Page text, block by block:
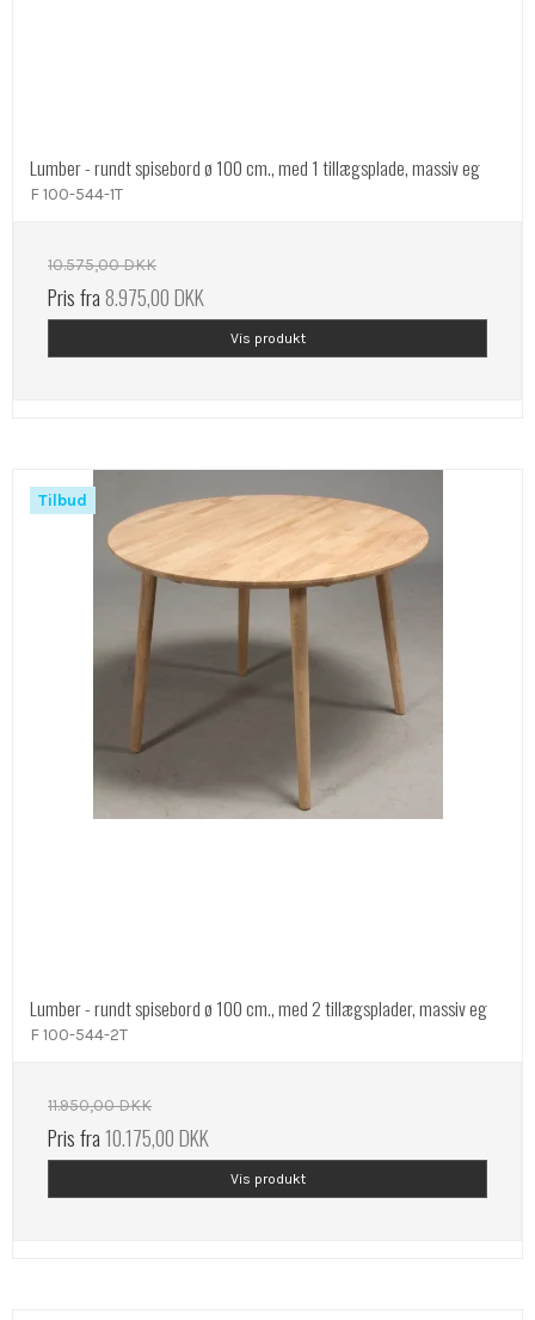
Lumber - rundt spisebord ø 100 cm., med 1 tillægsplade, massiv eg
F 100-544-1T
10.575,00 DKK
Pris fra8.975,00 DKK
Vis produkt
Tilbud
Lumber - rundt spisebord ø 100 cm., med 2 tillægsplader, massiv eg
F 100-544-2T
11.950,00 DKK
Pris fra10.175,00 DKK
Vis produkt